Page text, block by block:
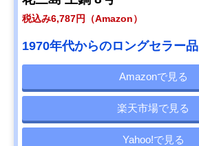
税込み6,787円（Amazon）
1970年代からのロングセラー品
Amazonで見る
楽天市場で見る
Yahoo!で見る